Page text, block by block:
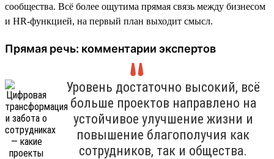
сообщества. Всё более ощутима прямая связь между бизнесом
и HR-функцией, на первый план выходит смысл.
Прямая речь: комментарии экспертов
Уровень достаточно высокий, всё
больше проектов направлено на
устойчивое улучшение жизни и
повышение благополучия как
сотрудников, так и общества.